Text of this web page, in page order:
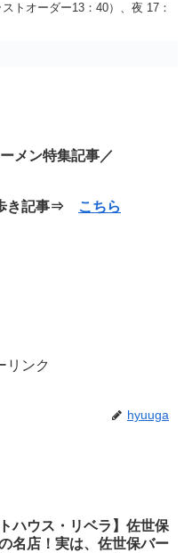
トオーダー13：40）、夜 17：
メン特集記事／
き記事⇒ こちら
リンク
hyuuga
トハウス・リベラ】佐世保
名店！実は、佐世保バー